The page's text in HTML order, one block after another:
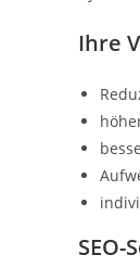
Ihre